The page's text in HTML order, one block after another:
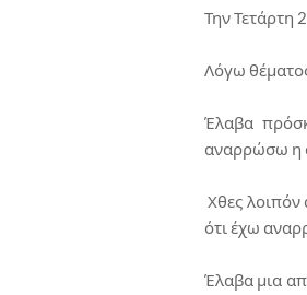
Την Τετάρτη
Λόγω
Έλαβα
αναρρώσω η
Χθες
ότι έχω
Έλαβα μια